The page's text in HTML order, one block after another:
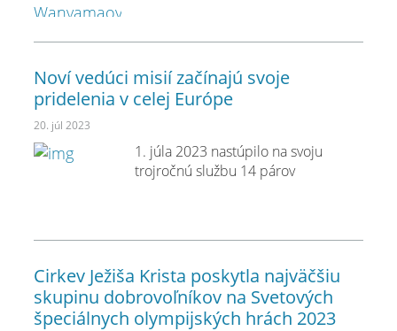
Noví vedúci misií začínajú svoje
pridelenia v celej Európe
20. júl 2023
1. júla 2023 nastúpilo na svoju
trojročnú službu 14 párov
Cirkev Ježiša Krista poskytla najväčšiu
skupinu dobrovoľníkov na Svetových
špeciálnych olympijských hrách 2023